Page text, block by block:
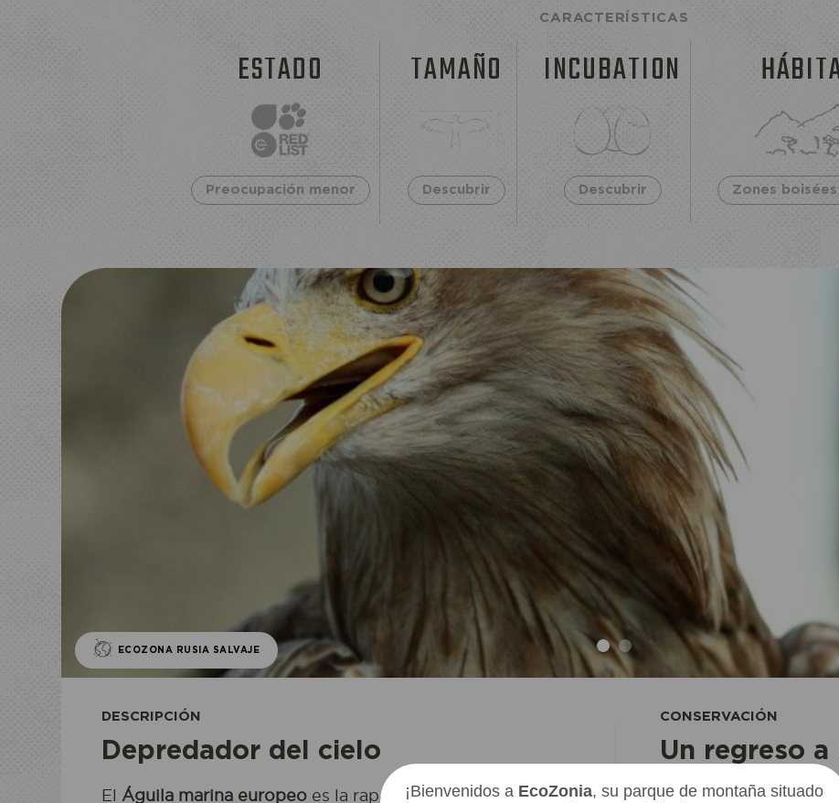
CARACTERÍSTICAS
ESTADO
Preocupación menor
TAMAÑO
Descubrir
INCUBATION
Descubrir Zones boisées et
ECOZONA RUSIA SALVAJE
DESCRIPCIÓN
Depredador del cielo
El Águila marina europeo es la rapaz más grande de
CONSERVACIÓN
Un regreso a
El pigargo europeo
¡Bienvenidos a EcoZonia, su parque de montaña situado